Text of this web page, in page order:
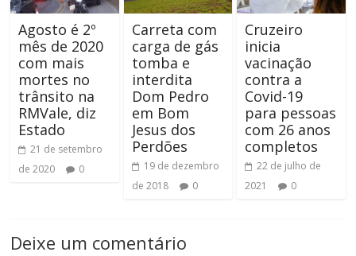
Agosto é 2º
mês de 2020
com mais
mortes no
trânsito na
RMVale, diz
Estado
21 de setembro
de 2020
0
Carreta com
carga de gás
tomba e
interdita
Dom Pedro
em Bom
Jesus dos
Perdões
19 de dezembro
de 2018
0
Cruzeiro
inicia
vacinação
contra a
Covid-19
para pessoas
com 26 anos
completos
22 de julho de
2021
0
Deixe um comentário